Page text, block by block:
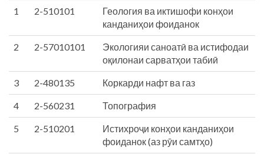
1 2-510101
Геология ва иктишофи конҳои
канданиҳои фоиданок
2 2-57010101
Экологияи саноатӣ ва истифодаи
оқилонаи сарватҳои табиӣ
3 2-480135 Коркарди нафт ва газ
4 2-560231 Топография
5 2-510201
Истихроҷи конҳои канданиҳои
фоиданок (аз рӯи самтҳо)